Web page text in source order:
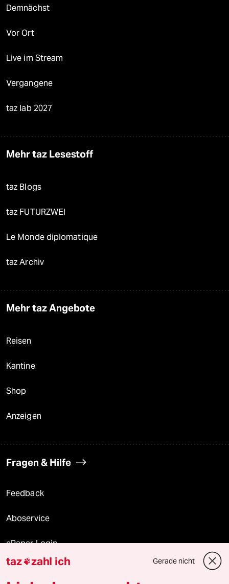
Demnächst
Vor Ort
Live im Stream
Vergangene
taz lab 2027
Mehr taz Lesestoff
taz Blogs
taz FUTURZWEI
Le Monde diplomatique
taz Archiv
Mehr taz Angebote
Reisen
Kantine
Shop
Anzeigen
Fragen & Hilfe
Feedback
Aboservice
ePaper Login
Downloads für Abonnierende
taz zahl ich Gerade nicht